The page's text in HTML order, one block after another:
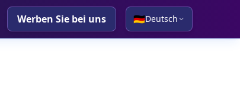
Werben Sie bei uns 🇩🇪Deutsch